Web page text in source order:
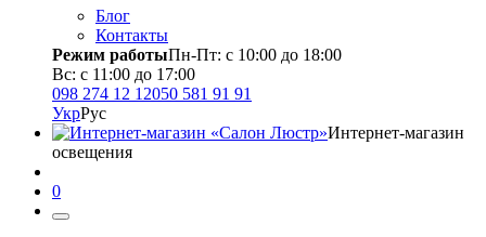
Блог
Контакты
Режим работыПн-Пт: с 10:00 до 18:00
Вс: с 11:00 до 17:00
098 274 12 12050 581 91 91
УкрРус
Интернет-магазин
освещения
0